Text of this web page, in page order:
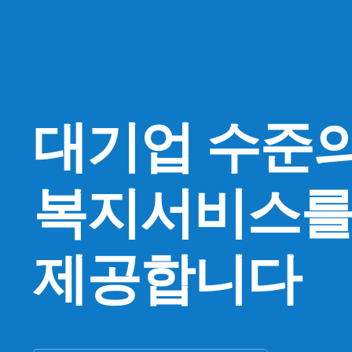
대기업 수준
복지서비스
제공합니다